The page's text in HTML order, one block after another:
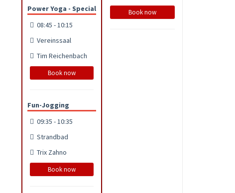
Power Yoga - Special
08:45 - 10:15
Vereinssaal
Tim Reichenbach
Book now
Fun-Jogging
09:35 - 10:35
Strandbad
Trix Zahno
Book now
Book now